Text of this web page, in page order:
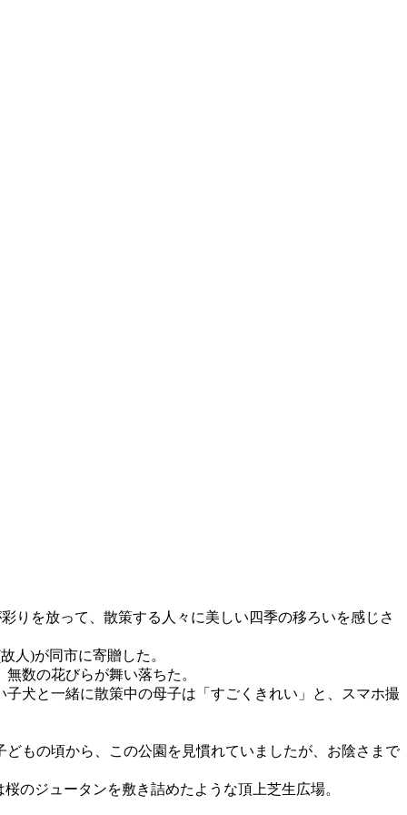
りを放って、散策する人々に美しい四季の移ろいを感じさ
人)が同市に寄贈した。
数の花びらが舞い落ちた。
犬と一緒に散策中の母子は「すごくきれい」と、スマホ撮
もの頃から、この公園を見慣れていましたが、お陰さまで
のジュータンを敷き詰めたような頂上芝生広場。